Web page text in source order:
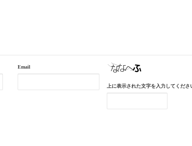
Email
上に表示された文字を入力してくださ